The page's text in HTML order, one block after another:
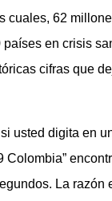
cuales, 62
países en crisis
cifras que
usted digita en
Colombia”
La razón